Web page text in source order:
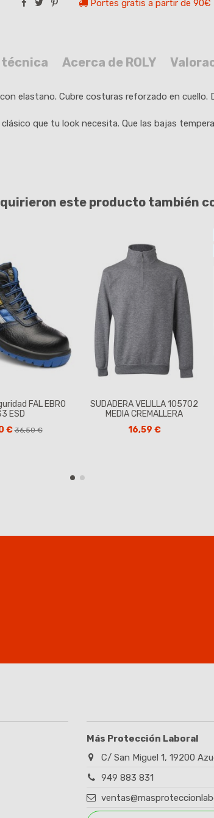
Portes gratis a partir de 90€
Acerca de ROLY
elastano. Cubre costuras reforzado en
que tu look necesita. Que las bajas
este producto también
FAL EBRO
ESD
€36,50 €
SUDADERA VELILLA 105702
MEDIA CREMALLERA
16,59 €
Más Protección Laboral
C/ San Miguel 1, 19200
949 883 831